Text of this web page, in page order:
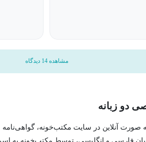
مشاهده 14 دیدگاه
دو زبانه
صورت آنلاین در سایت مکتب‌خونه، گواهی‌نامه
فارسی و انگلیسی، توسط مکتب‌خونه به